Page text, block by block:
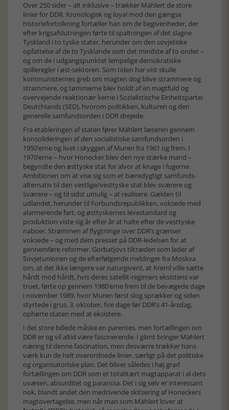
Over 250 sider – alt inklusive – trækker Mählert de store
linier for DDR. Kronologisk og loyal mod den gængse
historiefortolkning fortæller han om de begivenheder, der
efter krigsafslutningen førte til spaltningen af det slagne
Tyskland i to tyske stater, herunder om den sovjetiske
opfattelse af de to Tysklande som det mindste af to onder –
og om de i udgangspunktet lempelige demokratiske
spilleregler i øst-sektoren. Som tiden har vist skulle
kommunisternes greb om magten dog blive strammere og
strammere, og tømmerne blev holdt af en magtfuld og
overvejende reaktionær kerne i Sozialistische Einheitspartei
Deutchlands (SED), hvorom politikken, kulturen og den
generelle samfundsorden i DDR drejede.
Fra etableringen af staten fører Mählert læseren gennem
konsolideringen af den socialistiske samfundsorden i
1950’erne og livet i skyggen af Muren fra 1961 og frem. I
1970’erne – hvor Honecker blev den nye stærke mand –
begyndte den østtyske stat for alvor at knage i fugerne.
Ambitionen om at vise sig som et bæredygtigt samfunds-
alternativ til den vestlige/vesttyske stat blev sværere og
sværere – og til sidst umulig – at realisere. Gælden til
udlandet, herunder til Forbundsrepublikken, voksede med
alarmerende fart, og østtyskernes levestandard og
produktion viste sig år efter år at halte efter de vesttyske
naboer. Strømmen af flygtninge over DDR’s grænser
voksede – og med dem presset på DDR-ledelsen for at
gennemføre reformer. Gorbatjovs tiltræden som leder af
Sovjetunionen og de efterfølgende meldinger fra Moskva
om, at det ikke længere var naturgivent, at Kreml ville sætte
hårdt mod hårdt, hvis deres satellit-regimers eksistens var
truet, førte op gennem 1980’erne frem til de bevægede dage
i november 1989, hvor Muren først slog sprækker og siden
styrtede i grus. 3. oktober, fire dage før DDR’s 41-årsdag,
ophørte staten med at eksistere.
I det store billede måske en parentes, men fortællingen om
DDR er og vil altid være fascinerende. I glimt bringer Mählert
næring til denne fascination, men desværre trækker hans
værk kun de helt overordnede linier, særligt på det politiske
og organisatoriske plan. Det bliver således i høj grad
fortællingen om DDR som et totalitært magtapparat i al dets
uvæsen, absurditet og paranoia. Det i sig selv er interessant
nok, blandt andet den medrivende skitsering af Honeckers
magtovertagelse, men når man som Mählert lover at